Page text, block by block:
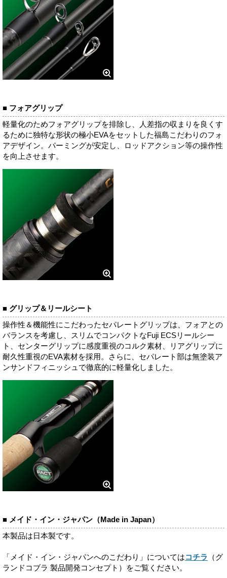
■ フォアグリップ
軽量化のためフォアグリップを排除し、人差指の収まりを良くす
るために独特な形状の極小EVAをセットした福島こだわりのフォ
アデザイン。パーミングが安定し、ロッドアクション等の操作性
を向上させます。
■ グリップ＆リールシート
操作性＆機能性にこだわったセパレートグリップは、フォアとの
バランスを考慮し、スリムでコンパクトなFuji ECSリールシー
ト、センターグリップに感度重視のコルク素材、リアグリップに
耐久性重視のEVA素材を採用。さらに、セパレート部は無塗装ア
ンサンドフィニッシュで徹底的に軽量化しました。
■ メイド・イン・ジャパン（Made in Japan）
本製品は日本製です。
「メイド・イン・ジャパンへのこだわり」についてはコチラ
（グ
ランドコブラ 製品開発コンセプト）をご覧ください。